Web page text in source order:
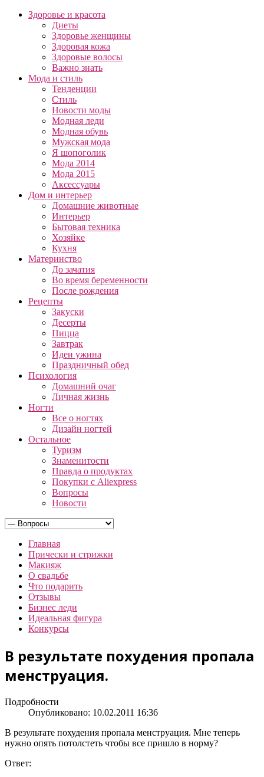
Здоровье и красота
Диеты
Здоровье женщины
Здоровая кожа
Здоровые волосы
Важно знать
Мода и стиль
Тенденции
Стиль
Новости моды
Модная леди
Модная обувь
Мужская мода
Я шопоголик
Мода 2014
Мода 2015
Аксессуары
Дом и интерьер
Домашние животные
Интерьер
Бытовая техника
Хозяйке
Кухня
Материнство
До зачатия
Во время беременности
После рождения
Рецепты
Закуски
Десерты
Пицца
Завтрак
Идеи ужина
Праздничный обед
Психология
Домашний очаг
Личная жизнь
Ногти
Все о ногтях
Дизайн ногтей
Остальное
Туризм
Знаменитости
Правда о продуктах
Покупки с Aliexpress
Вопросы
Новости
Главная
Прически и стрижки
Макияж
О свадьбе
Что подарить
Отзывы
Бизнес леди
Идеальная фигура
Конкурсы
В результате похудения пропала
менструация.
Подробности
Опубликовано: 10.02.2011 16:36
В результате похудения пропала менструация. Мне теперь
нужно опять потолстеть чтобы все пришло в норму?
Ответ: